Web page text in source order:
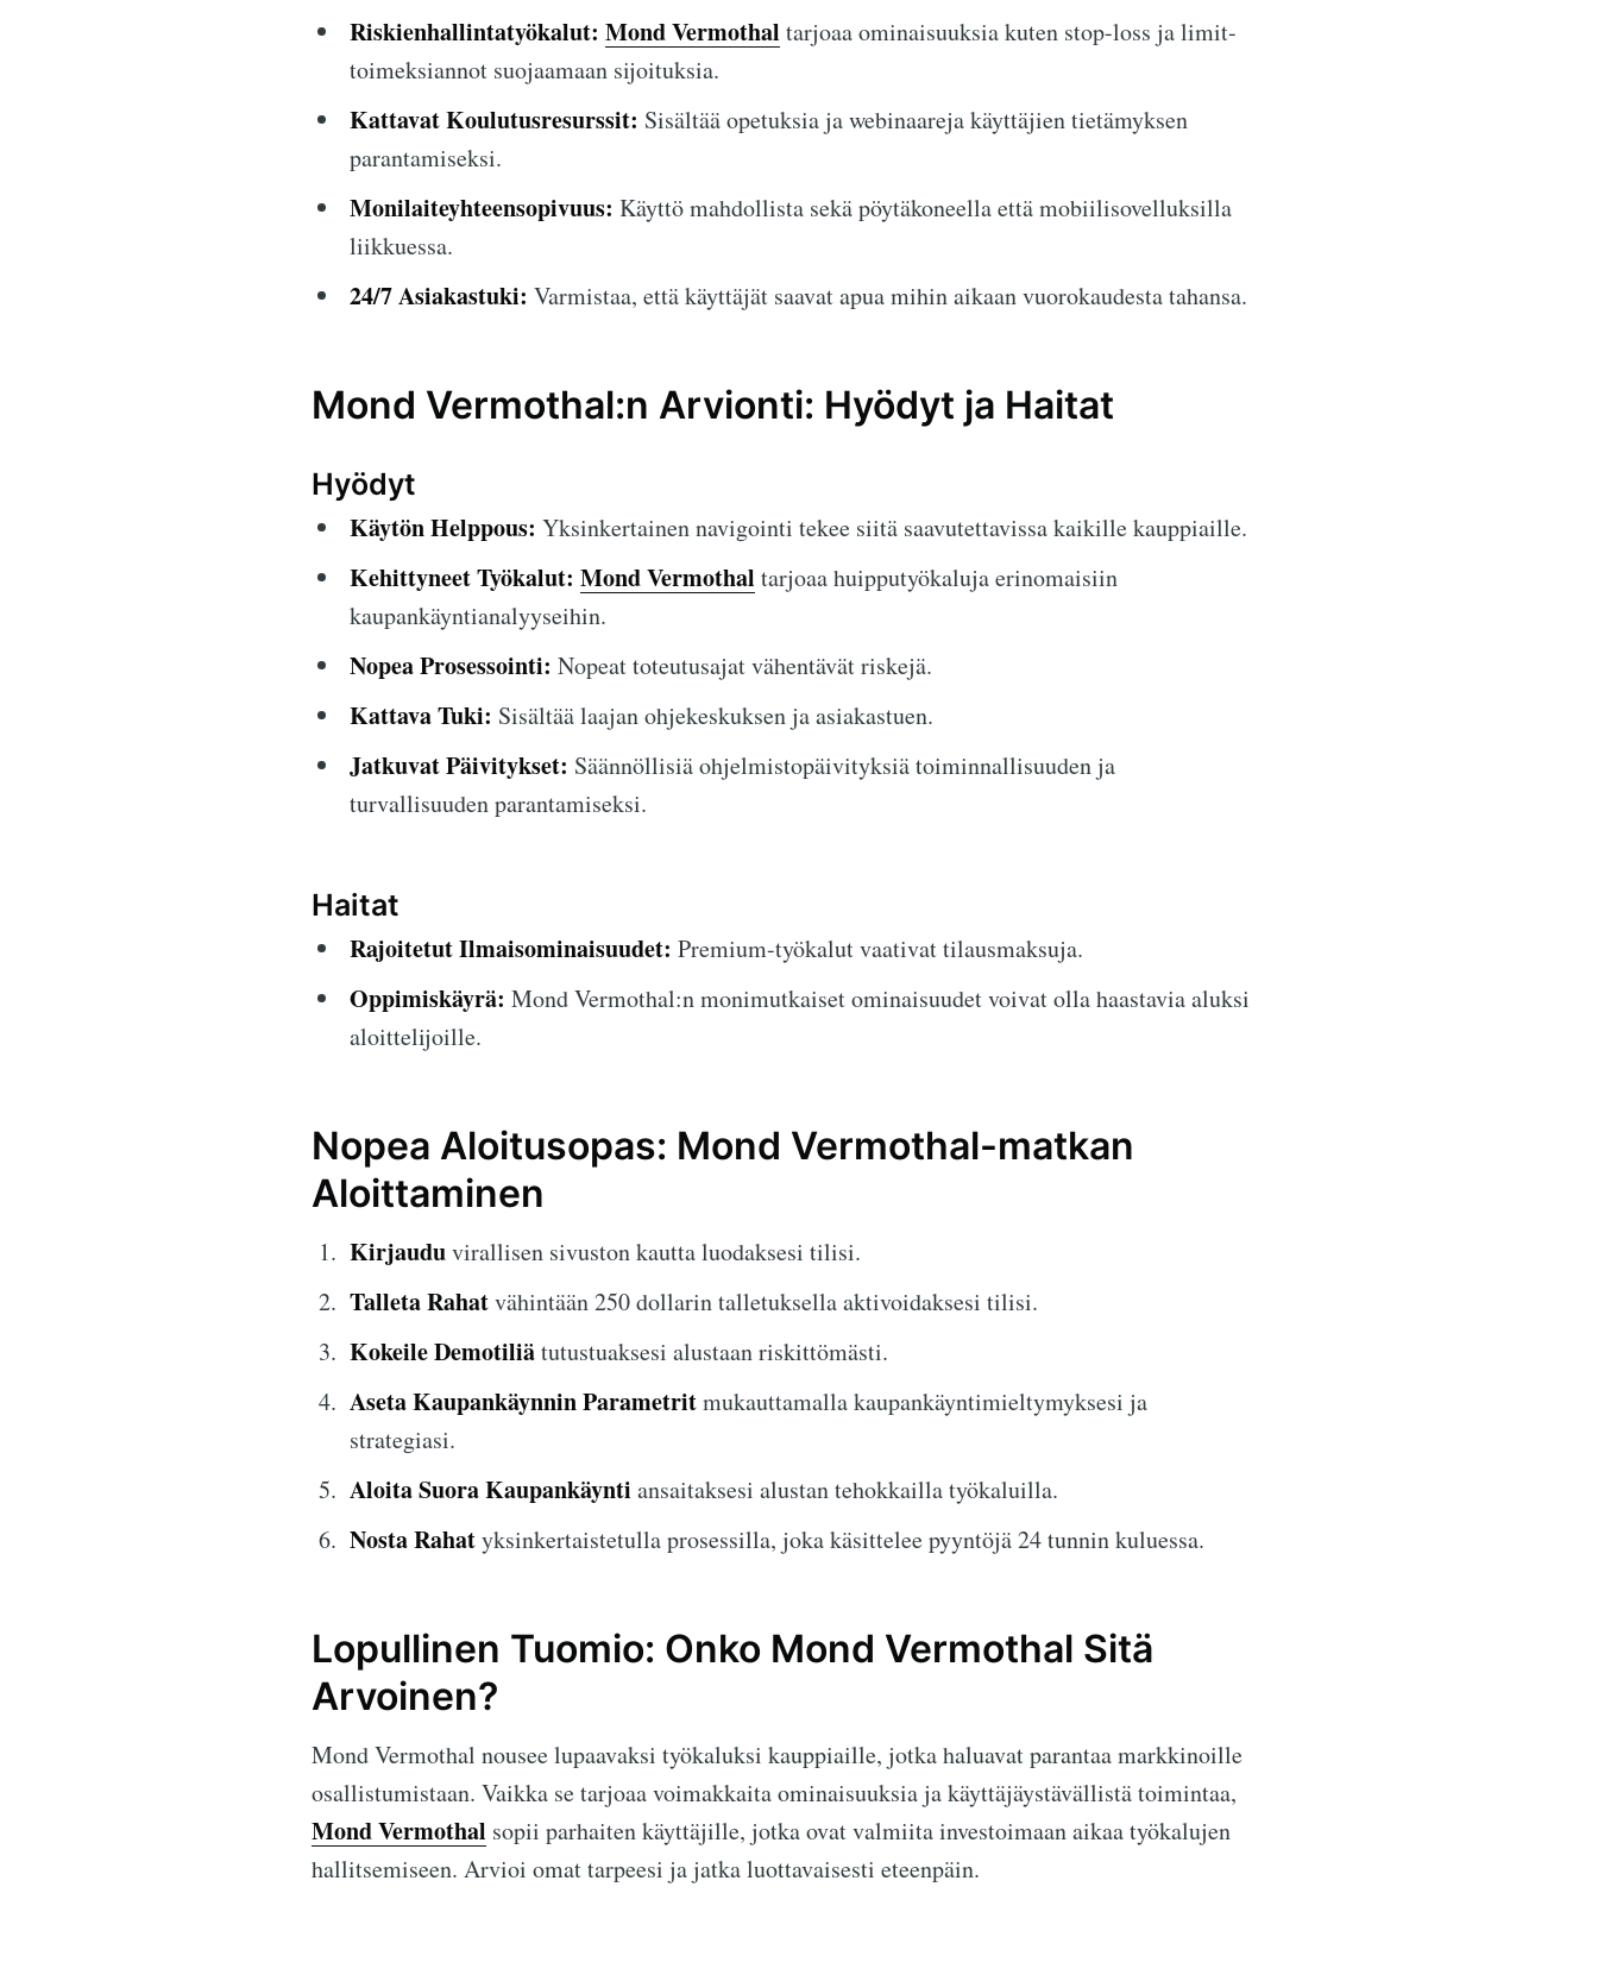
Riskienhallintatyökalut: Mond Vermothal tarjoaa ominaisuuksia kuten stop-loss ja limit-
toimeksiannot suojaamaan sijoituksia.
Kattavat Koulutusresurssit: Sisältää opetuksia ja webinaareja käyttäjien tietämyksen
parantamiseksi.
Monilaiteyhteensopivuus: Käyttö mahdollista sekä pöytäkoneella että mobiilisovelluksilla
liikkuessa.
24/7 Asiakastuki: Varmistaa, että käyttäjät saavat apua mihin aikaan vuorokaudesta tahansa.
Mond Vermothal:n Arvionti: Hyödyt ja Haitat
Hyödyt
Käytön Helppous: Yksinkertainen navigointi tekee siitä saavutettavissa kaikille kauppiaille.
Kehittyneet Työkalut: Mond Vermothal tarjoaa huipputyökaluja erinomaisiin
kaupankäyntianalyyseihin.
Nopea Prosessointi: Nopeat toteutusajat vähentävät riskejä.
Kattava Tuki: Sisältää laajan ohjekeskuksen ja asiakastuen.
Jatkuvat Päivitykset: Säännöllisiä ohjelmistopäivityksiä toiminnallisuuden ja
turvallisuuden parantamiseksi.
Haitat
Rajoitetut Ilmaisominaisuudet: Premium-työkalut vaativat tilausmaksuja.
Oppimiskäyrä: Mond Vermothal:n monimutkaiset ominaisuudet voivat olla haastavia aluksi
aloittelijoille.
Nopea Aloitusopas: Mond Vermothal-matkan
Aloittaminen
Kirjauduvirallisen sivuston kautta luodaksesi tilisi.
Talleta Rahatvähintään 250 dollarin talletuksella aktivoidaksesi tilisi.
Kokeile Demotiliätutustuaksesi alustaan riskittömästi.
Aseta Kaupankäynnin Parametritmukauttamalla kaupankäyntimieltymyksesi ja
strategiasi.
Aloita Suora Kaupankäynti ansaitaksesi alustan tehokkailla työkaluilla.
Nosta Rahatyksinkertaistetulla prosessilla, joka käsittelee pyyntöjä 24 tunnin kuluessa.
Lopullinen Tuomio: Onko Mond Vermothal Sitä
Arvoinen?
Mond Vermothal nousee lupaavaksi työkaluksi kauppiaille, jotka haluavat parantaa markkinoille
osallistumistaan. Vaikka se tarjoaa voimakkaita ominaisuuksia ja käyttäjäystävällistä toimintaa,
Mond Vermothal sopii parhaiten käyttäjille, jotka ovat valmiita investoimaan aikaa työkalujen
hallitsemiseen. Arvioi omat tarpeesi ja jatka luottavaisesti eteenpäin.